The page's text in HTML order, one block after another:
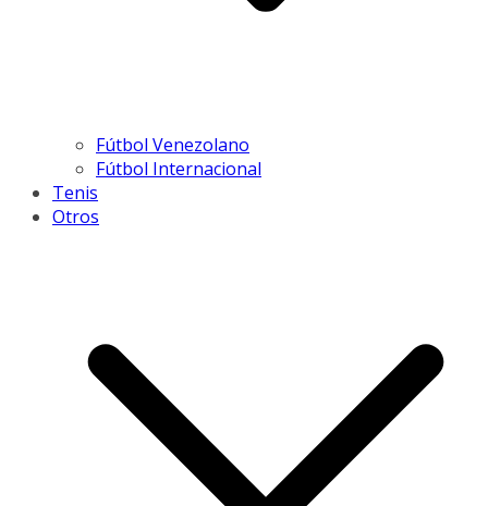
Fútbol Venezolano
Fútbol Internacional
Tenis
Otros